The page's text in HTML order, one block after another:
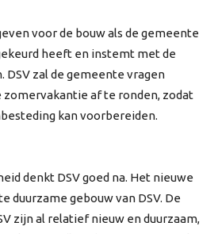
voor de bouw als de gemeente
heeft en instemt met de
DSV zal de gemeente vragen
af te ronden, zodat
kan voorbereiden.
denkt DSV goed na. Het nieuwe
duurzame gebouw van DSV. De
zijn al relatief nieuw en duurzaam,